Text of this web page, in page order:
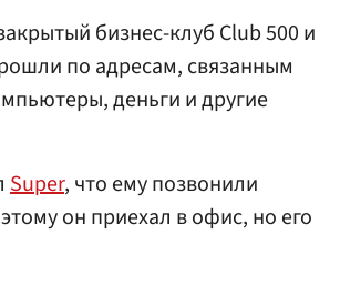
бизнес-клуб Сlub 500 и
по адресам, связанным
деньги и другие
Super, что ему позвонили
он приехал в офис, но его